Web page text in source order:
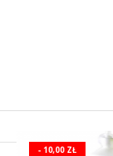
- 10,00 ZŁ